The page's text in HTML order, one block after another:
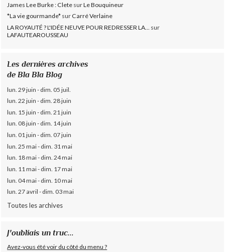
James Lee Burke : Clete surLe Bouquineur
*La vie gourmande* surCarré Verlaine
LA ROYAUTÉ ? L'IDÉE NEUVE POUR REDRESSER LA...
sur
LAFAUTEAROUSSEAU
Les dernières archives
de Bla Bla Blog
lun. 29 juin - dim. 05 juil.
lun. 22 juin - dim. 28 juin
lun. 15 juin - dim. 21 juin
lun. 08 juin - dim. 14 juin
lun. 01 juin - dim. 07 juin
lun. 25 mai - dim. 31 mai
lun. 18 mai - dim. 24 mai
lun. 11 mai - dim. 17 mai
lun. 04 mai - dim. 10 mai
lun. 27 avril - dim. 03 mai
Toutes les archives
J'oubliais un truc...
Avez-vous été voir du côté du menu ?